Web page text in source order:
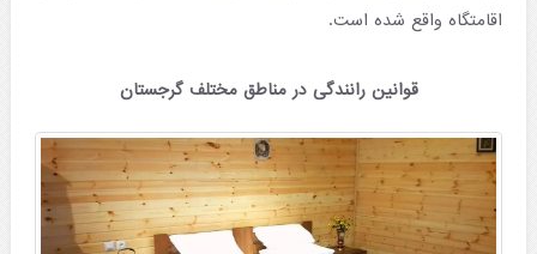
اقامتگاه واقع شده است.
قوانین رانندگی در مناطق مختلف گرجستان